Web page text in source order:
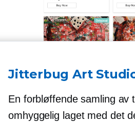
Jitterbug Art
En forbløffende samling av
omhyggelig laget med det